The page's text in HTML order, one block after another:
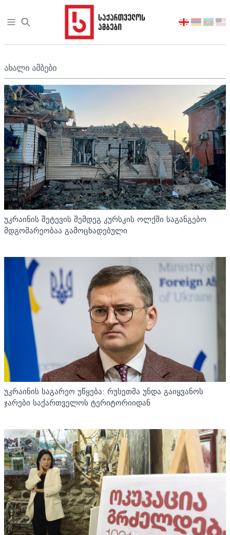
Open sidebar
აირჩიეთ
ახალი ამბები
უკრაინის შეტევის შემდეგ კურსკის ოლქში საგანგებო
მდგომარეობაა გამოცხადებული
უკრაინის საგარეო უწყება: რუსეთმა უნდა გაიყვანოს
ჯარები საქართველოს ტერიტორიიდან